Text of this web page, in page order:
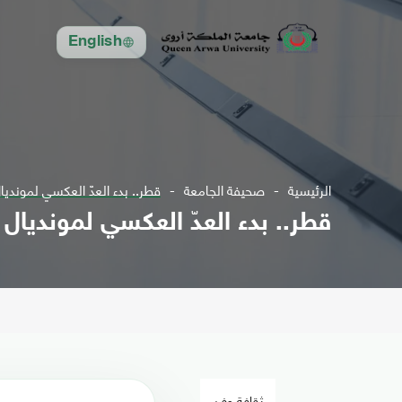
English
الرئيسية صحيفة الجامعة قطر.. بدء العدّ العكسي لمونديال
قطر.. بدء العدّ العكسي لمونديال